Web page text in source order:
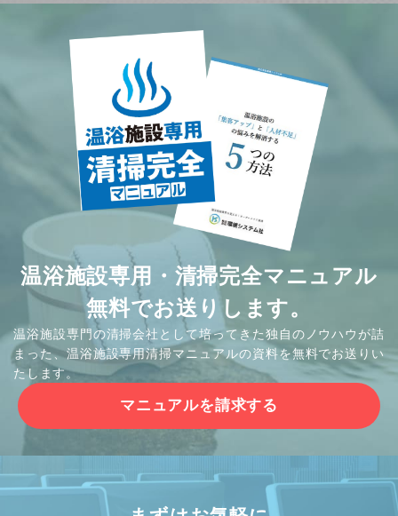
温浴施設専用・清掃完全マニュアル
無料でお送りします。
温浴施設専門の清掃会社として培ってきた独自のノウハウが詰
まった、温浴施設専用清掃マニュアルの資料を無料でお送りい
たします。
マニュアルを請求する